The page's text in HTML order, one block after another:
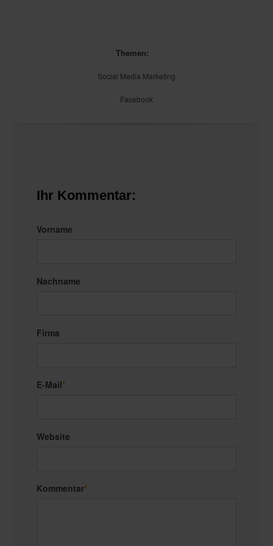
Themen:
Social Media Marketing
Facebook
Ihr Kommentar:
Vorname
Nachname
Firma
E-Mail*
Website
Kommentar*